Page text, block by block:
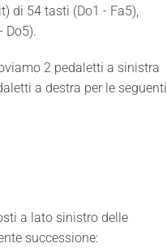
di 54 tasti (Do1 - Fa5),
Do5).
2 pedaletti a sinistra
a destra per le seguenti
a lato sinistro delle
successione: